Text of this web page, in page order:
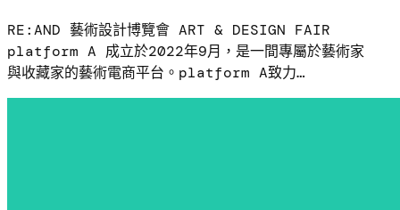
RE:AND 藝術設計博覽會 ART & DESIGN FAIR
platform A 成立於2022年9月，是一間專屬於藝術家
與收藏家的藝術電商平台。platform A致力…